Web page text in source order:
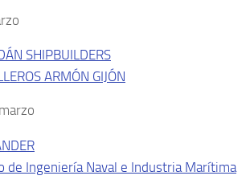
SHIPBUILDERS
ARMÓN GIJÓN
de Ingeniería Naval e Industria Marítima